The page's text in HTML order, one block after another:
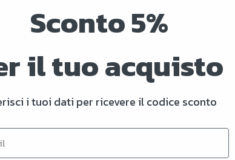
Sconto 5%
il tuo acquisto
i tuoi dati per ricevere il codice sconto